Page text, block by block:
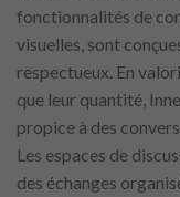
fonctionnalités de
visuelles, sont
respectueux. En
que leur quantité,
propice à des
Les espaces de
des échanges